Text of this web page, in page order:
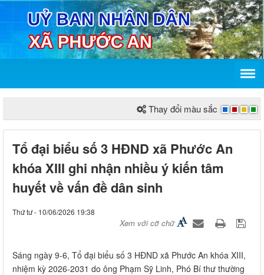
Thay đổi màu sắc
Tổ đại biểu số 3 HĐND xã Phước An
khóa XIII ghi nhận nhiều ý kiến tâm
huyết về vấn đề dân sinh
Thứ tư - 10/06/2026 19:38
Xem với cỡ chữ
Sáng ngày 9-6, Tổ đại biểu số 3 HĐND xã Phước An khóa XIII,
nhiệm kỳ 2026-2031 do ông Phạm Sỹ Linh, Phó Bí thư thường